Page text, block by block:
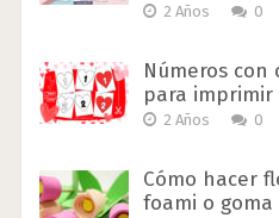
2 Años 0
Números con
para imprimir
2 Años 0
Cómo hacer
foami o goma